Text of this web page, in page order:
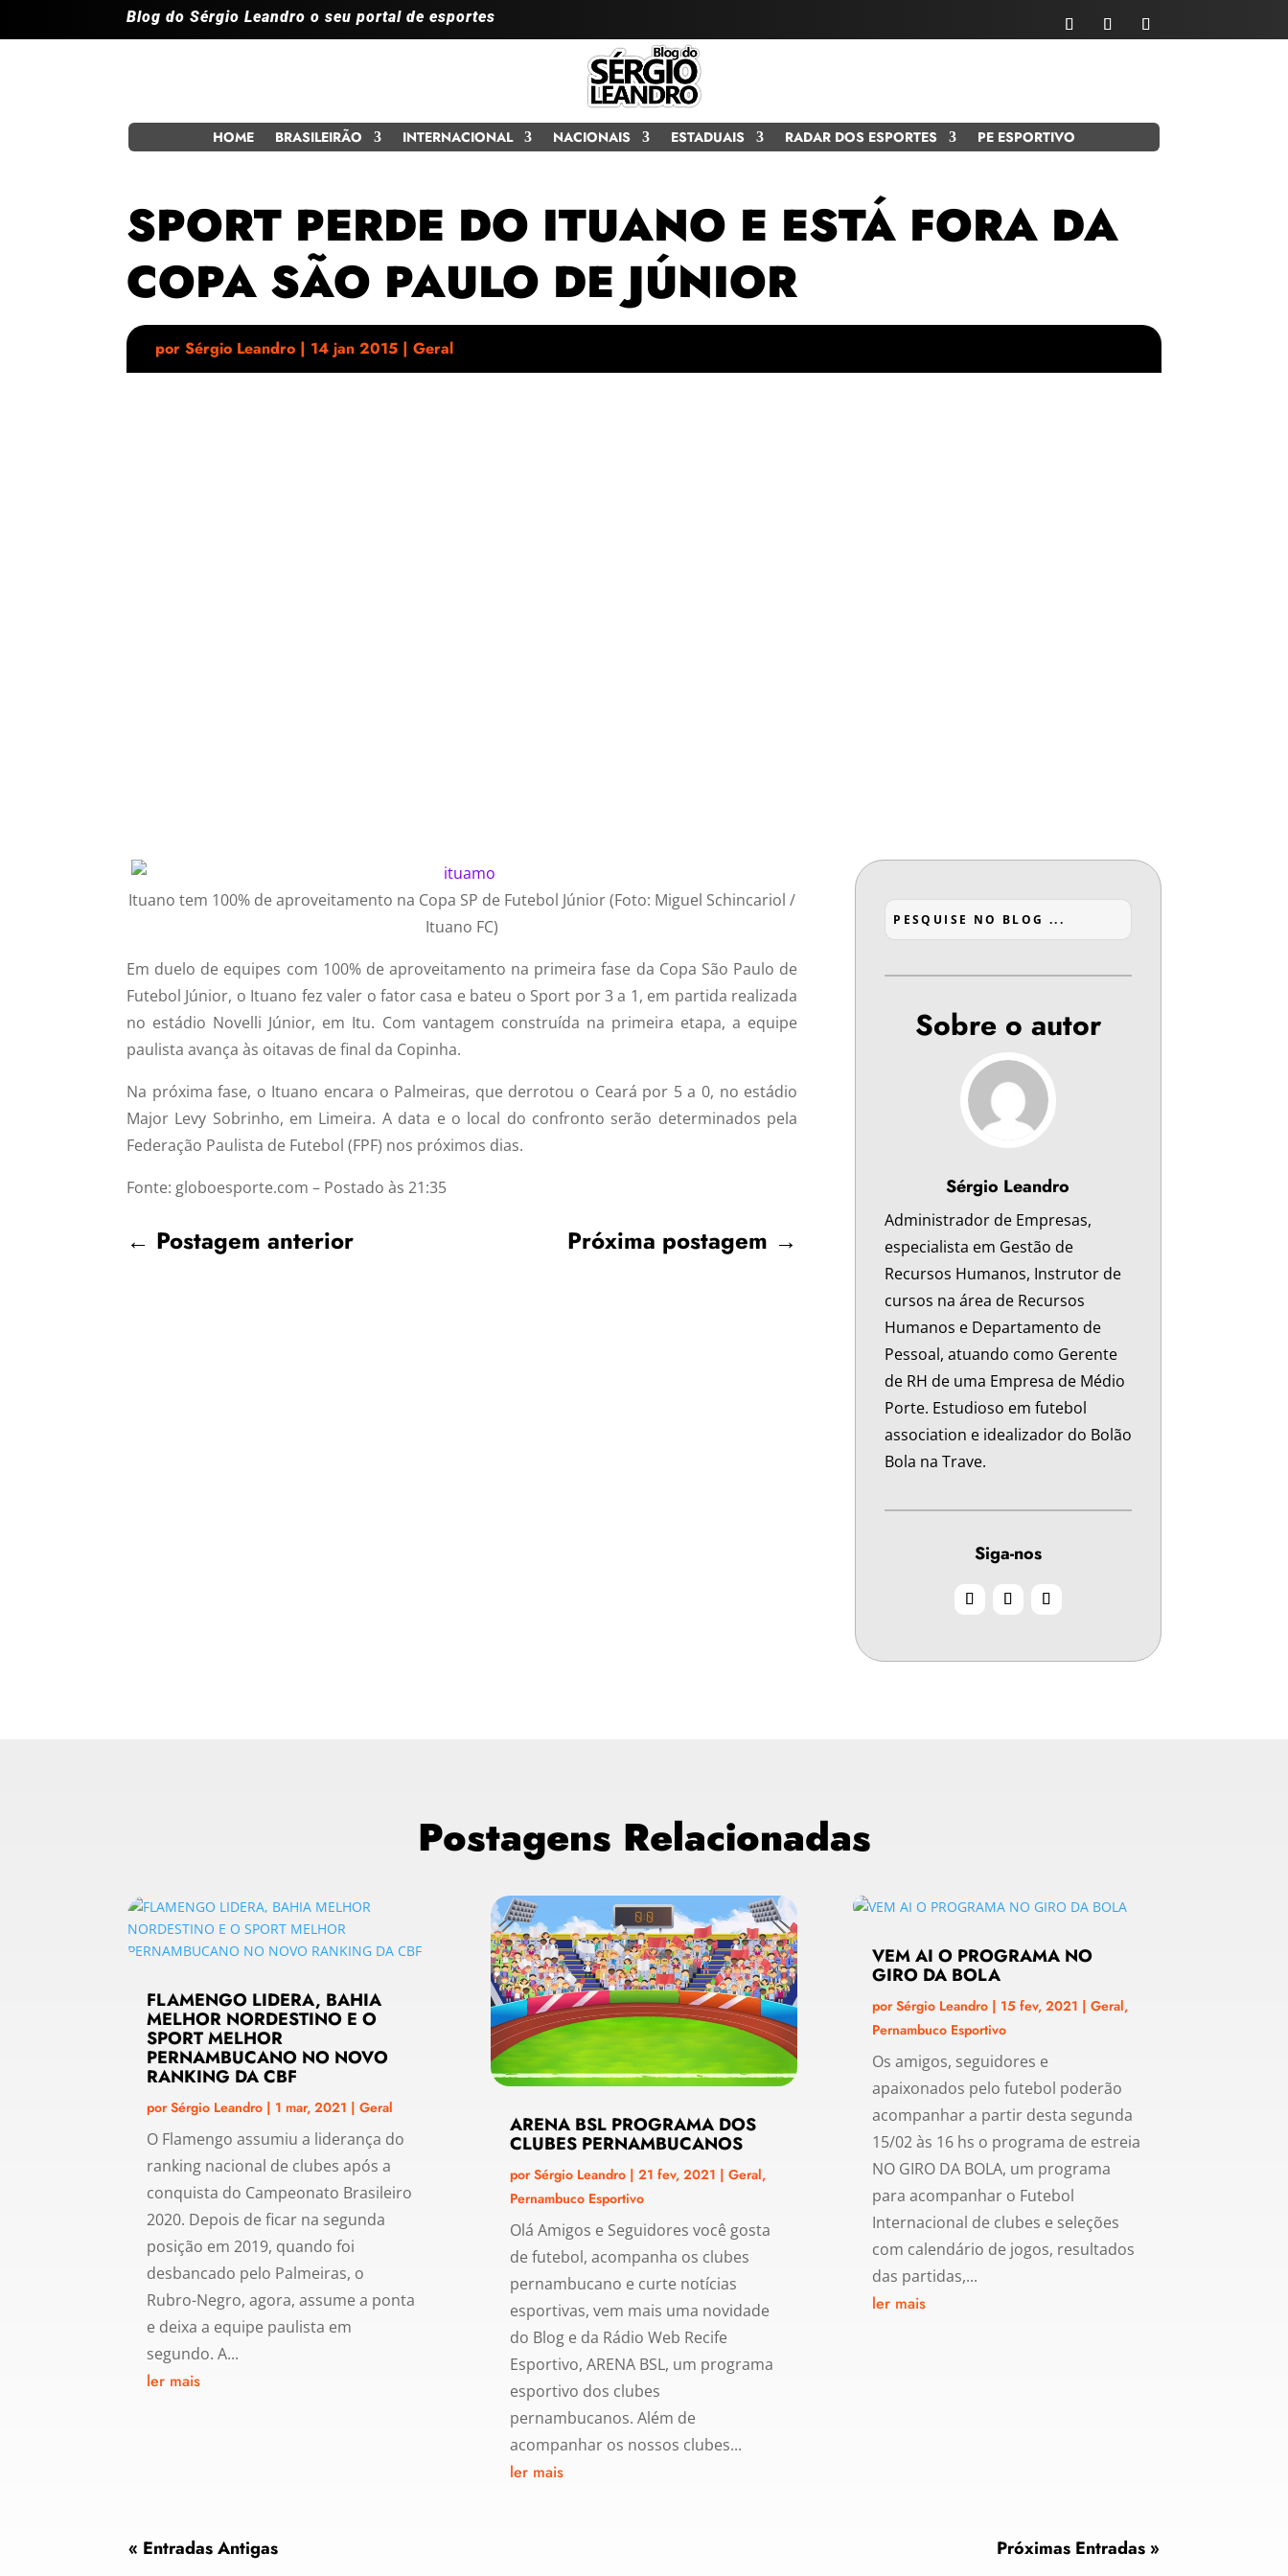
Blog do Sérgio Leandro o seu portal de esportes
HOME BRASILEIRÃO INTERNACIONAL NACIONAIS ESTADUAIS RADAR DOS ESPORTES PE ESPORTIVO
SPORT PERDE DO ITUANO E ESTÁ FORA DA
COPA SÃO PAULO DE JÚNIOR
por Sérgio Leandro | 14 jan 2015 | Geral
Ituano tem 100% de aproveitamento na Copa SP de Futebol Júnior (Foto: Miguel Schincariol /
Ituano FC)
Em duelo de equipes com 100% de aproveitamento na primeira fase da Copa São Paulo de
Futebol Júnior, o Ituano fez valer o fator casa e bateu o Sport por 3 a 1, em partida realizada
no estádio Novelli Júnior, em Itu. Com vantagem construída na primeira etapa, a equipe
paulista avança às oitavas de final da Copinha.
Na próxima fase, o Ituano encara o Palmeiras, que derrotou o Ceará por 5 a 0, no estádio
Major Levy Sobrinho, em Limeira. A data e o local do confronto serão determinados pela
Federação Paulista de Futebol (FPF) nos próximos dias.
Fonte: globoesporte.com – Postado às 21:35
← Postagem anterior Próxima postagem →
Sobre o autor
Sérgio Leandro
Administrador de Empresas,
especialista em Gestão de
Recursos Humanos, Instrutor de
cursos na área de Recursos
Humanos e Departamento de
Pessoal, atuando como Gerente
de RH de uma Empresa de Médio
Porte. Estudioso em futebol
association e idealizador do Bolão
Bola na Trave.
Siga-nos
Postagens Relacionadas
FLAMENGO LIDERA, BAHIA
MELHOR NORDESTINO E O
SPORT MELHOR
PERNAMBUCANO NO NOVO
RANKING DA CBF
porSérgio Leandro | 1 mar, 2021 |Geral
O Flamengo assumiu a liderança do
ranking nacional de clubes após a
conquista do Campeonato Brasileiro
2020. Depois de ficar na segunda
posição em 2019, quando foi
desbancado pelo Palmeiras, o
Rubro-Negro, agora, assume a ponta
e deixa a equipe paulista em
segundo. A...
ler mais
ARENA BSL PROGRAMA DOS
CLUBES PERNAMBUCANOS
porSérgio Leandro| 21 fev, 2021 | Geral,
Pernambuco Esportivo
Olá Amigos e Seguidores você gosta
de futebol, acompanha os clubes
pernambucano e curte notícias
esportivas, vem mais uma novidade
do Blog e da Rádio Web Recife
Esportivo, ARENA BSL, um programa
esportivo dos clubes
pernambucanos. Além de
acompanhar os nossos clubes...
ler mais
VEM AI O PROGRAMA NO
GIRO DA BOLA
porSérgio Leandro| 15 fev, 2021 | Geral,
Pernambuco Esportivo
Os amigos, seguidores e
apaixonados pelo futebol poderão
acompanhar a partir desta segunda
15/02 às 16 hs o programa de estreia
NO GIRO DA BOLA, um programa
para acompanhar o Futebol
Internacional de clubes e seleções
com calendário de jogos, resultados
das partidas,...
ler mais
« Entradas Antigas Próximas Entradas »